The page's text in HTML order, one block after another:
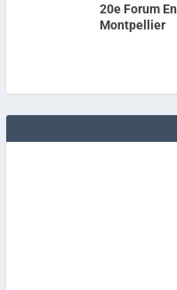
20e Forum
Montpellier